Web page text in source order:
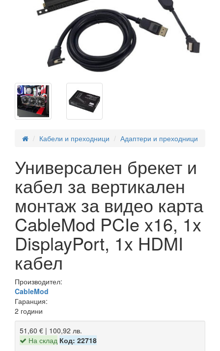
Кабели и преходници Адаптери и преходници
Универсален брекет и
кабел за вертикален
монтаж за видео карта
CableMod PCIe x16, 1x
DisplayPort, 1x HDMI
кабел
Производител:
CableMod
Гаранция:
2 години
51,60 € | 100,92 лв.
На склад Код: 22718